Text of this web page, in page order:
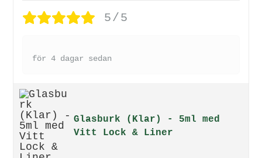
5/5
för 4 dagar sedan
Glasburk (Klar) - 5ml med
Vitt Lock & Liner